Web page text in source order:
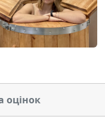
оцінок